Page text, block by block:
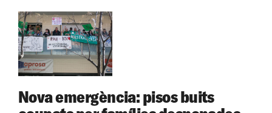
Nova emergència: pisos buits